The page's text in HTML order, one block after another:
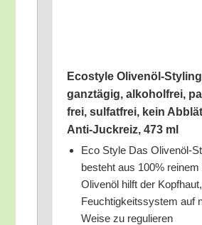
Eco­s­tyle Oli­ven­öl-
ganz­tä­gig, alko­hol­frei,
frei, sul­fat­frei, kein
Anti-Juck­reiz, 473 ml
Eco Style Das Oli­ven­öl-
besteht aus 100% rei­nem
Oli­ven­öl hilft der
Feuch­tig­keits­sys­tem auf
Wei­se zu regulieren